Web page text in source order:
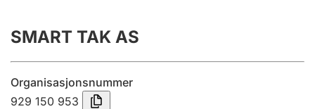
Innsending og forsinkelsesgebyr
SMART TAK AS
Organisasjonsnummer
929 150 953